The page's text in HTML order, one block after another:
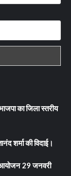
का जिला स्तरीय
शर्मा की विदाई।
आयोजन 29 जनवरी